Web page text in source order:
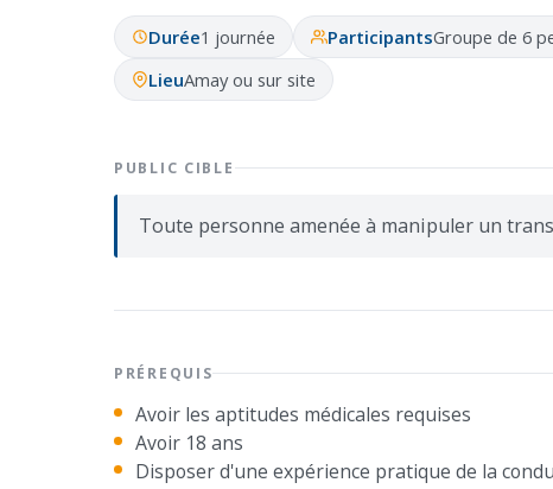
Durée1 journée ParticipantsGroupe de 6
LieuAmay ou sur site
PUBLIC CIBLE
Toute personne amenée à manipuler un
PRÉREQUIS
Avoir les aptitudes médicales requises
Avoir 18 ans
Disposer d'une expérience pratique de la